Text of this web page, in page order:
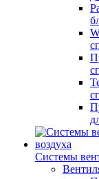
Системы